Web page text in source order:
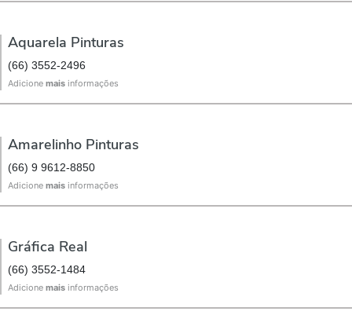
Aquarela Pinturas
(66) 3552-2496
Adicione mais informações
Amarelinho Pinturas
(66) 9 9612-8850
Adicione mais informações
Gráfica Real
(66) 3552-1484
Adicione mais informações